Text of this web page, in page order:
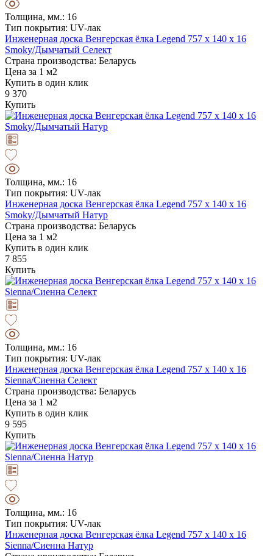
Толщина, мм.: 16
Тип покрытия: UV-лак
Инженерная доска Венгерская ёлка Legend 757 х 140 х 16
Smoky/Дымчатый Селект
Страна производства: Беларусь
Цена за 1 м2
Купить в один клик
9 370
Купить
Толщина, мм.: 16
Тип покрытия: UV-лак
Инженерная доска Венгерская ёлка Legend 757 х 140 х 16
Smoky/Дымчатый Натур
Страна производства: Беларусь
Цена за 1 м2
Купить в один клик
7 855
Купить
Толщина, мм.: 16
Тип покрытия: UV-лак
Инженерная доска Венгерская ёлка Legend 757 х 140 х 16
Sienna/Сиенна Селект
Страна производства: Беларусь
Цена за 1 м2
Купить в один клик
9 595
Купить
Толщина, мм.: 16
Тип покрытия: UV-лак
Инженерная доска Венгерская ёлка Legend 757 х 140 х 16
Sienna/Сиенна Натур